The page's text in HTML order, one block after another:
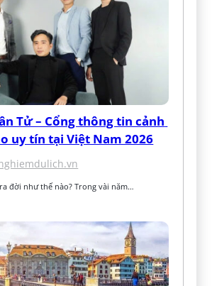
Tử – Cổng thông tin cảnh
uy tín tại Việt Nam 2026
đời như thế nào? Trong vài năm…